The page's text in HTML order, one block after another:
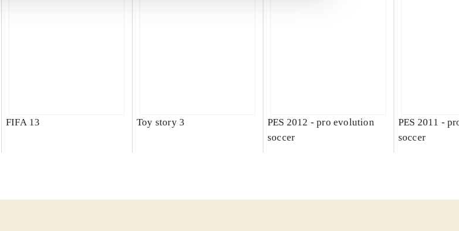
FIFA 13 Toy story 3
PES 2012 - pro evolution
soccer
PES 2011 -
soccer